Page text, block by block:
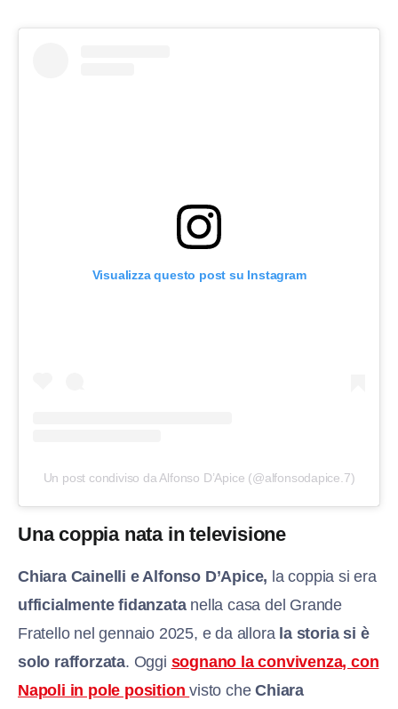
Visualizza questo post su Instagram
Un post condiviso da Alfonso D’Apice (@alfonsodapice.7)
Una coppia nata in televisione
Chiara Cainelli e Alfonso D’Apice, la coppia si era
ufficialmente fidanzata nella casa del Grande
Fratello nel gennaio 2025, e da allora la storia si è
solo rafforzata. Oggi sognano la convivenza, con
Napoli in pole positionvisto cheChiara